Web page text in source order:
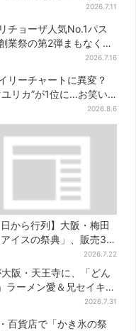
2026.7.11
チョーザ人気No.1パス
業祭の第2弾まもなくス
2026.7.16
リーチャートに異変？
リカ”が1位に…お笑い
2026.8.6
日から行列】大阪・梅田
イスの祭典」、販売30
完売…“ほうせき箱”の限定
ーも
2026.7.22
阪・天王寺に、「どん
ラーメン愛＆兄セイキン
2026.7.31
百貨店で「かき氷の祭